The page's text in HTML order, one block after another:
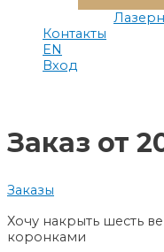
Контакты
EN
Вход
Заказ от
Заказы
Хочу накрыть шесть
коронками